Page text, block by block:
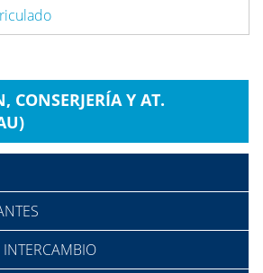
CONSERJERÍA Y AT.
INTERCAMBIO